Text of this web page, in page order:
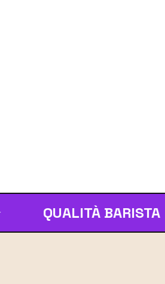
QUALITÀ BARISTA